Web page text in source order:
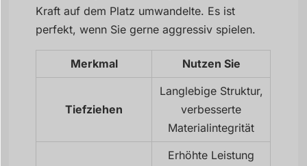
Kraft auf dem Platz umwandelte. Es ist
perfekt, wenn Sie gerne aggressiv spielen.
Merkmal Nutzen Sie
Tiefziehen
Langlebige Struktur,
verbesserte
Materialintegrität
Erhöhte Leistung